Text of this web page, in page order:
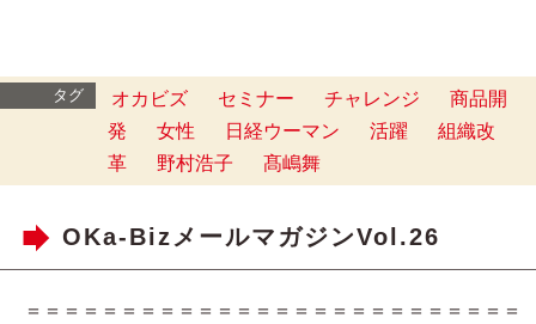
タグ オカビズ セミナー チャレンジ
商品開
発
女性 日経ウーマン 活躍
組織改
革
野村浩子 髙嶋舞
OKa-BizメールマガジンVol.26
＝＝＝＝＝＝＝＝＝＝＝＝＝＝＝＝＝＝＝＝＝＝＝＝＝＝